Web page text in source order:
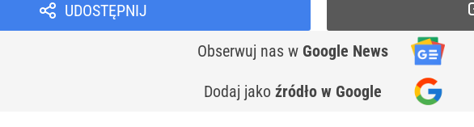
UDOSTĘPNIJ
Obserwuj nas w Google News
Dodaj jako źródło w Google